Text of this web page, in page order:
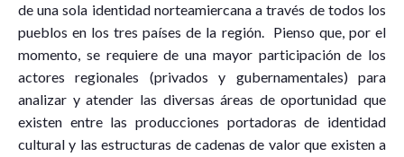
de una sola identidad norteamiercana a través de todos los
pueblos en los tres países de la región. Pienso que, por el
momento, se requiere de una mayor participación de los
actores regionales (privados y gubernamentales) para
analizar y atender las diversas áreas de oportunidad que
existen entre las producciones portadoras de identidad
cultural y las estructuras de cadenas de valor que existen a